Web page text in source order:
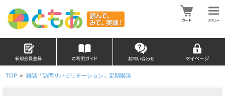
TOP > 雑誌「訪問リハビリテーション」定期購読